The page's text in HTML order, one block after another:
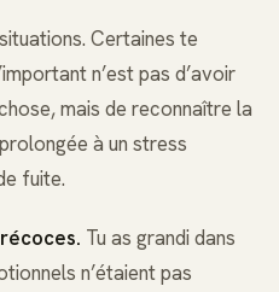
Certaines te
n’est pas d’avoir
mais de reconnaître la
à un stress
fuite.
Tu as grandi dans
n’étaient pas